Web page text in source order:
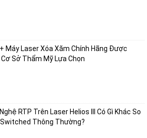
Máy Laser Xóa Xăm Chính Hãng Được
Cơ Sở Thẩm Mỹ Lựa Chọn
RTP Trên Laser Helios III Có Gì Khác So
Thông Thường?